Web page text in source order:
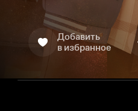
Добавить
в избранное